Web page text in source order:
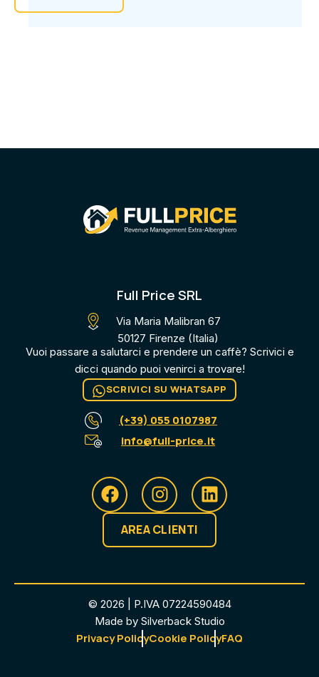
Full Price SRL
Via Maria Malibran 67
50127 Firenze (Italia)
Vuoi passare a salutarci e prendere un caffè? Scrivici e
dicci quando puoi venirci a trovare​!
SCRIVICI SU WHATSAPP
(+39) 055 0107987
info@full-price.it
AREA CLIENTI
© 2026 | P.IVA 07224590484
Made by Silverback Studio
Privacy PolicyCookie PolicyFAQ